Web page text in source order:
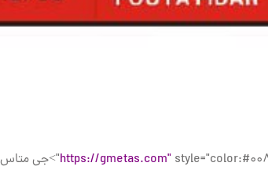
https://gmetas.com"style="color:#008497" target="_blank">جی متاس بهره